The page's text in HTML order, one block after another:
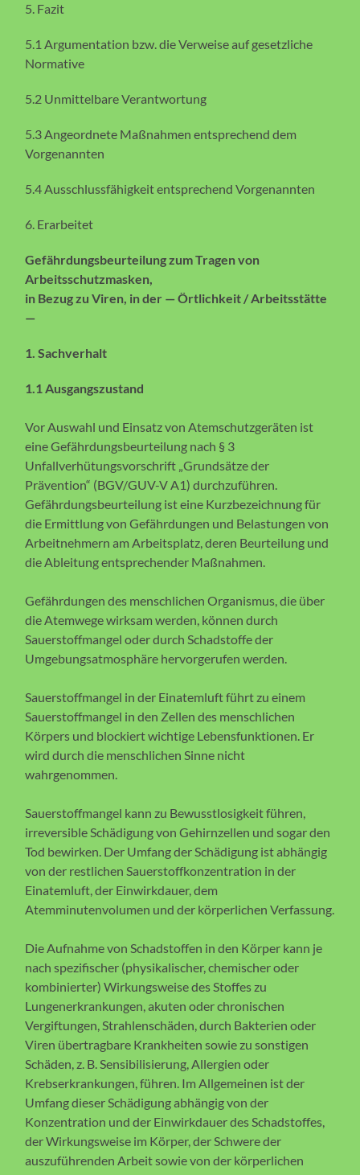
5. Fazit
5.1 Argumentation bzw. die Verweise auf gesetzliche
Normative
5.2 Unmittelbare Verantwortung
5.3 Angeordnete Maßnahmen entsprechend dem
Vorgenannten
5.4 Ausschlussfähigkeit entsprechend Vorgenannten
6. Erarbeitet
Gefährdungsbeurteilung zum Tragen von
Arbeitsschutzmasken,
in Bezug zu Viren, in der — Örtlichkeit / Arbeitsstätte
—
1. Sachverhalt
1.1 Ausgangszustand
Vor Auswahl und Einsatz von Atemschutzgeräten ist
eine Gefährdungsbeurteilung nach § 3
Unfallverhütungsvorschrift „Grundsätze der
Prävention“ (BGV/GUV-V A1) durchzuführen.
Gefährdungsbeurteilung ist eine Kurzbezeichnung für
die Ermittlung von Gefährdungen und Belastungen von
Arbeitnehmern am Arbeitsplatz, deren Beurteilung und
die Ableitung entsprechender Maßnahmen.
Gefährdungen des menschlichen Organismus, die über
die Atemwege wirksam werden, können durch
Sauerstoffmangel oder durch Schadstoffe der
Umgebungsatmosphäre hervorgerufen werden.
Sauerstoffmangel in der Einatemluft führt zu einem
Sauerstoffmangel in den Zellen des menschlichen
Körpers und blockiert wichtige Lebensfunktionen. Er
wird durch die menschlichen Sinne nicht
wahrgenommen.
Sauerstoffmangel kann zu Bewusstlosigkeit führen,
irreversible Schädigung von Gehirnzellen und sogar den
Tod bewirken. Der Umfang der Schädigung ist abhängig
von der restlichen Sauerstoffkonzentration in der
Einatemluft, der Einwirkdauer, dem
Atemminutenvolumen und der körperlichen Verfassung.
Die Aufnahme von Schadstoffen in den Körper kann je
nach spezifischer (physikalischer, chemischer oder
kombinierter) Wirkungsweise des Stoffes zu
Lungenerkrankungen, akuten oder chronischen
Vergiftungen, Strahlenschäden, durch Bakterien oder
Viren übertragbare Krankheiten sowie zu sonstigen
Schäden, z. B. Sensibilisierung, Allergien oder
Krebserkrankungen, führen. Im Allgemeinen ist der
Umfang dieser Schädigung abhängig von der
Konzentration und der Einwirkdauer des Schadstoffes,
der Wirkungsweise im Körper, der Schwere der
auszuführenden Arbeit sowie von der körperlichen